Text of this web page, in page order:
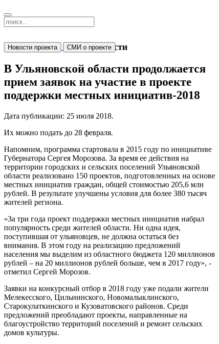
Новости
Новости проекта СМИ о проекте
В Ульяновской области продолжается
прием заявок на участие в проекте
поддержки местных инициатив-2018
Дата публикации: 25 июля 2018.
Их можно подать до 28 февраля.
Напомним, программа стартовала в 2015 году по инициативе
Губернатора Сергея Морозова. За время ее действия на
территории городских и сельских поселений Ульяновской
области реализовано 150 проектов, подготовленных на основе
местных инициатив граждан, общей стоимостью 205,6 млн
рублей. В результате улучшены условия для более 380 тысяч
жителей региона.
«За три года проект поддержки местных инициатив набрал
популярность среди жителей области. Ни одна идея,
поступившая от ульяновцев, не должна остаться без
внимания. В этом году на реализацию предложений
населения мы выделим из областного бюджета 120 миллионов
рублей – на 20 миллионов рублей больше, чем в 2017 году», -
отметил Сергей Морозов.
Заявки на конкурсный отбор в 2018 году уже подали жители
Мелекесского, Цильнинского, Новомалыклинского,
Старокулаткинского и Кузоватовского районов. Среди
предложений преобладают проекты, направленные на
благоустройство территорий поселений и ремонт сельских
домов культуры.